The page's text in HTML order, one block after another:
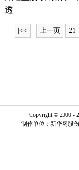
透
|<< 上一页 21
Copyright © 2000 -
制作单位：新华网股